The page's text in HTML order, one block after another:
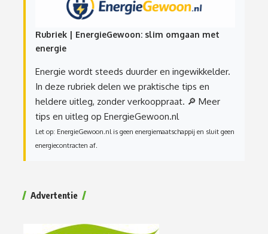
Rubriek | EnergieGewoon: slim omgaan met
energie
Energie wordt steeds duurder en ingewikkelder.
In deze rubriek delen we praktische tips en
heldere uitleg, zonder verkooppraat. 🔎 Meer
tips en uitleg op EnergieGewoon.nl
Let op: EnergieGewoon.nl is geen energiemaatschappij en sluit geen
energiecontracten af.
Advertentie